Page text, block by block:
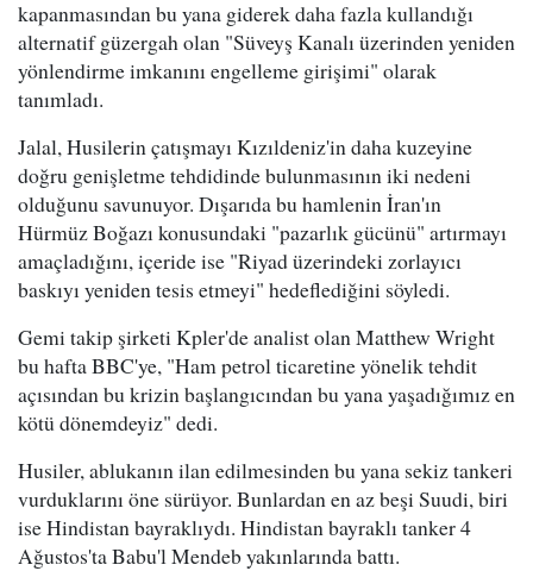
kapanmasından bu yana giderek daha fazla kullandığı
alternatif güzergah olan "Süveyş Kanalı üzerinden yeniden
yönlendirme imkanını engelleme girişimi" olarak
tanımladı.
Jalal, Husilerin çatışmayı Kızıldeniz'in daha kuzeyine
doğru genişletme tehdidinde bulunmasının iki nedeni
olduğunu savunuyor. Dışarıda bu hamlenin İran'ın
Hürmüz Boğazı konusundaki "pazarlık gücünü" artırmayı
amaçladığını, içeride ise "Riyad üzerindeki zorlayıcı
baskıyı yeniden tesis etmeyi" hedeflediğini söyledi.
Gemi takip şirketi Kpler'de analist olan Matthew Wright
bu hafta BBC'ye, "Ham petrol ticaretine yönelik tehdit
açısından bu krizin başlangıcından bu yana yaşadığımız en
kötü dönemdeyiz" dedi.
Husiler, ablukanın ilan edilmesinden bu yana sekiz tankeri
vurduklarını öne sürüyor. Bunlardan en az beşi Suudi, biri
ise Hindistan bayraklıydı. Hindistan bayraklı tanker 4
Ağustos'ta Babu'l Mendeb yakınlarında battı.